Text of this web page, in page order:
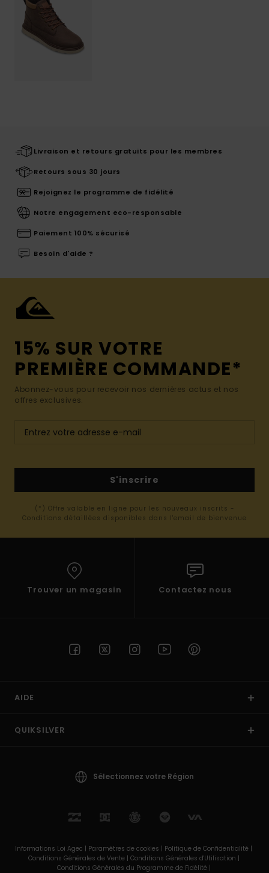
Livraison et retours gratuits pour les membres
Retours sous 30 jours
Rejoignez le programme de fidélité
Notre engagement eco-responsable
Paiement 100% sécurisé
Besoin d'aide ?
15% SUR VOTRE
PREMIÈRE COMMANDE*
Abonnez-vous pour recevoir nos dernières actus et nos
offres exclusives.
S'inscrire
(*) Offre valable en ligne pour les nouveaux inscrits -
Conditions détaillées disponibles dans l'email de bienvenue
Trouver un magasin Contactez nous
AIDE
QUIKSILVER
Sélectionnez votre Région
Informations Loi Agec | Paramètres de cookies | Politique de Confidentialité |
Conditions Générales de Vente | Conditions Générales d'Utilisation |
Conditions Générales du Programme de Fidélité |